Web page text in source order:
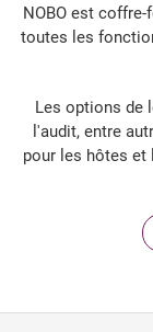
NOBO est
toutes les
Les options de
l'audit, entre
pour les hôtes